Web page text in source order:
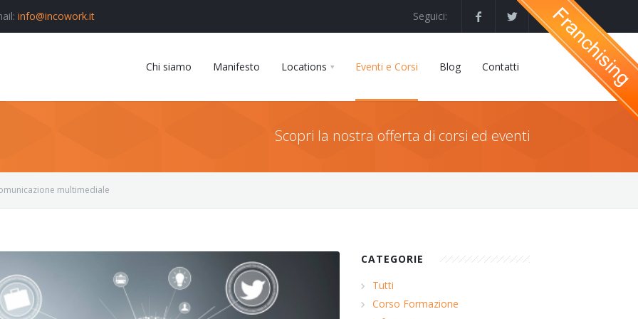
info@incowork.it Seguici:
Chi siamo Manifesto Locations Eventi e Corsi Blog Contatti
Scopri la nostra offerta di corsi ed eventi
multimediale
CATEGORIE
Tutti
Corso Formazione